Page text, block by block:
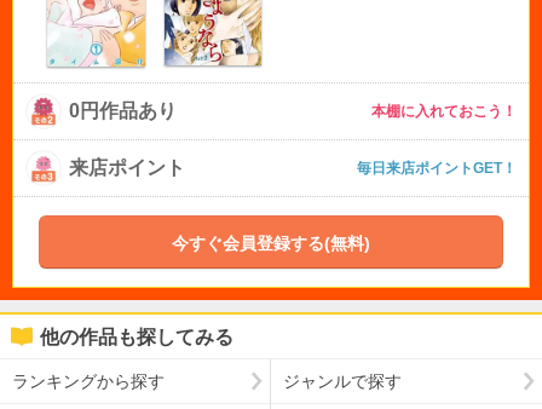
0円作品あり 本棚に入れておこう！
来店ポイント 毎日来店ポイントGET！
今すぐ会員登録する(無料)
他の作品も探してみる
ランキングから探す ジャンルで探す